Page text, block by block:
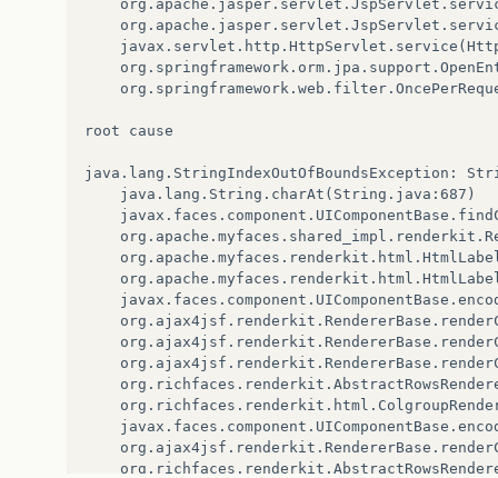
root cause
java.lang.StringIndexOutOfBoundsException: